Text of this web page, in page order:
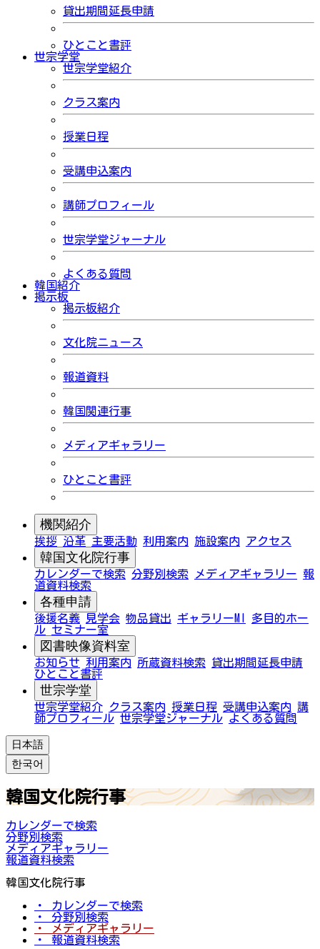
貸出期間延長申請
ひとこと書評
世宗学堂
世宗学堂紹介
クラス案内
授業日程
受講申込案内
講師プロフィール
世宗学堂ジャーナル
よくある質問
韓国紹介
掲示板
掲示板紹介
文化院ニュース
報道資料
韓国関連行事
メディアギャラリー
ひとこと書評
機関紹介
挨拶 沿革 主要活動 利用案内 施設案内 アクセス
韓国文化院行事
カレンダーで検索 分野別検索 メディアギャラリー 報
道資料検索
各種申請
後援名義 見学会 物品貸出 ギャラリーMI
多目的ホー
ル セミナー室
図書映像資料室
お知らせ 利用案内 所蔵資料検索
貸出期間延長申請
ひとこと書評
世宗学堂
世宗学堂紹介 クラス案内 授業日程 受講申込案内 講
師プロフィール 世宗学堂ジャーナル よくある質問
日本語
한국어
韓国文化院行事
カレンダーで検索
分野別検索
メディアギャラリー
報道資料検索
韓国文化院行事
・ カレンダーで検索
・ 分野別検索
・ メディアギャラリー
・ 報道資料検索